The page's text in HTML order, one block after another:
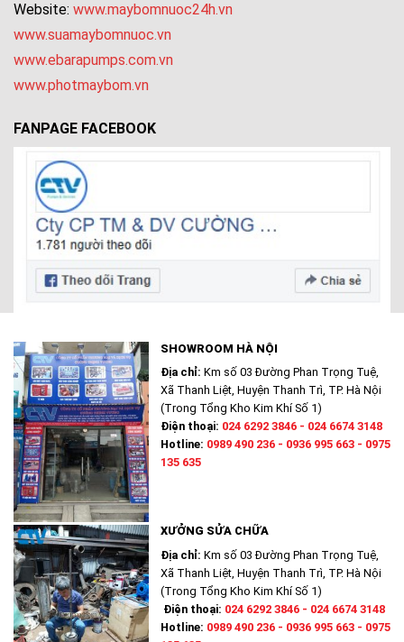
Website: www.maybomnuoc24h.vn
www.suamaybomnuoc.vn
www.ebarapumps.com.vn
www.photmaybom.vn
FANPAGE FACEBOOK
SHOWROOM HÀ NỘI
Địa chỉ: Km số 03 Đường Phan Trọng Tuệ,
Xã Thanh Liệt, Huyện Thanh Trì, TP. Hà Nội
(Trong Tổng Kho Kim Khí Số 1)
Điện thoại: 024 6292 3846 - 024 6674 3148
Hotline: 0989 490 236 - 0936 995 663 - 0975
135 635
XƯỞNG SỬA CHỮA
Địa chỉ: Km số 03 Đường Phan Trọng Tuệ,
Xã Thanh Liệt, Huyện Thanh Trì, TP. Hà Nội
(Trong Tổng Kho Kim Khí Số 1)
Điện thoại: 024 6292 3846 - 024 6674 3148
Hotline: 0989 490 236 - 0936 995 663 - 0975